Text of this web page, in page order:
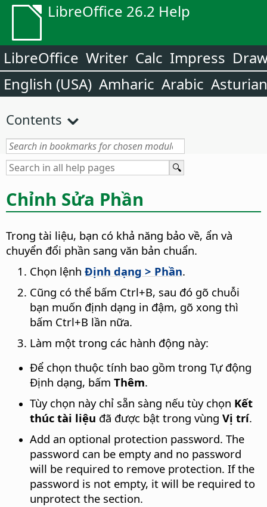
LibreOffice 26.2 Help
LibreOffice Writer Calc Impress
English (USA) Amharic Arabic Asturian
Contents
Chỉnh Sửa Phần
Trong tài liệu, bạn có khả năng bảo về, ẩn và
chuyển đổi phần sang văn bản chuẩn.
Chọn lệnh Định dạng > Phần.
Cũng có thể bấm Ctrl+B, sau đó gõ chuỗi
bạn muốn định dạng in đậm, gõ xong thì
bấm Ctrl+B lần nữa.
Làm một trong các hành động này:
Để chọn thuộc tính bao gồm trong Tự động
Định dạng, bấm Thêm.
Tùy chọn này chỉ sẵn sàng nếu tùy chọn Kết
thúc tài liệu đã được bật trong vùng Vị trí.
Add an optional protection password. The
password can be empty and no password
will be required to remove protection. If the
password is not empty, it will be required to
unprotect the section.